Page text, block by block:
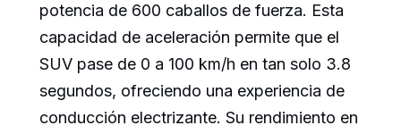
potencia de 600 caballos de fuerza. Esta
capacidad de aceleración permite que el
SUV pase de 0 a 100 km/h en tan solo 3.8
segundos, ofreciendo una experiencia de
conducción electrizante. Su rendimiento en